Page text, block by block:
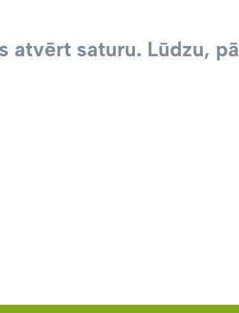
atvērt saturu. Lūdzu,